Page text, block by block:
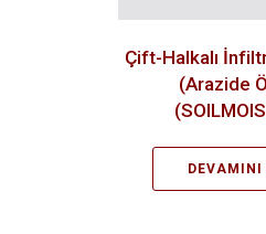
Çift-Halkalı
(Arazide
DEVAMINI